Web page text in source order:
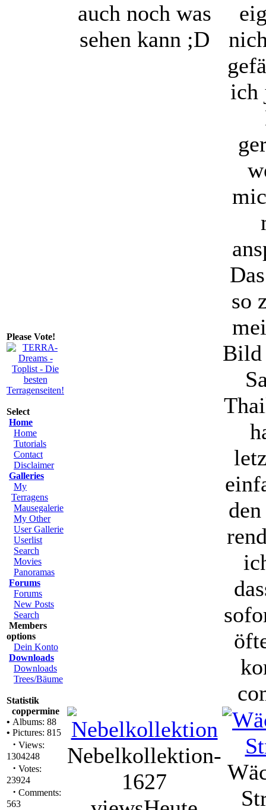
Please Vote!
Select
Home
Home
Tutorials
Contact
Disclaimer
Galleries
My
Terragens
Mausegalerie
My Other
User Gallerie
Userlist
Search
Movies
Panoramas
Forums
Forums
New Posts
Search
Members
options
Dein Konto
Downloads
Downloads
Trees/Bäume
Statistik
coppermine
• Albums: 88
• Pictures: 815
· Views:
1304248
· Votes:
23924
· Comments:
563
auch noch was
sehen kann ;D
ich
so
Bild
Nebelkollektion-
1627